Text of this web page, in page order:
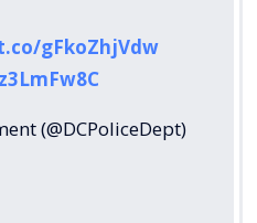
gFkoZhjVdw
(@DCPoliceDept)